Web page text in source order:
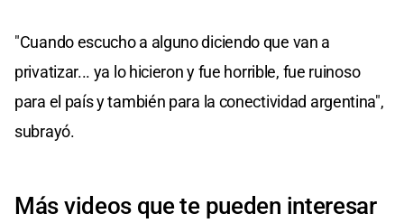
"Cuando escucho a alguno diciendo que van a
privatizar... ya lo hicieron y fue horrible, fue ruinoso
para el país y también para la conectividad argentina",
subrayó.
Más videos que te pueden interesar